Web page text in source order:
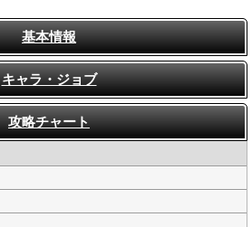
基本情報
キャラ・ジョブ
攻略チャート